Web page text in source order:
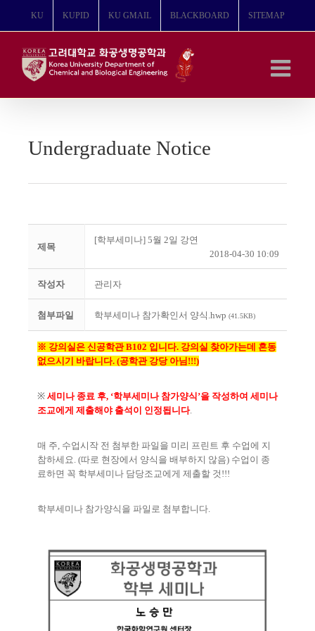
뛰
KU KUPID KU GMAIL BLACKBOARD SITEMAP
Undergraduate Notice
제목
[학부세미나] 5월 2일 강연
2018-04-30 10:09
작성자 관리자
첨부파일 학부세미나 참가확인서 양식.hwp (41.5KB)
※ 강의실은 신공학관 B102 입니다. 강의실 찾아가는데 혼동
없으시기 바랍니다. (공학관 강당 아님!!!)
※ 세미나 종료 후, ‘학부세미나 참가양식’을 작성하여 세미나
조교에게 제출해야 출석이 인정됩니다.
매 주, 수업시작 전 첨부한 파일을 미리 프린트 후 수업에 지
참하세요. (따로 현장에서 양식을 배부하지 않음) 수업이 종
료하면 꼭 학부세미나 담당조교에게 제출할 것 !!!
학부세미나 참가양식을 파일로 첨부합니다.